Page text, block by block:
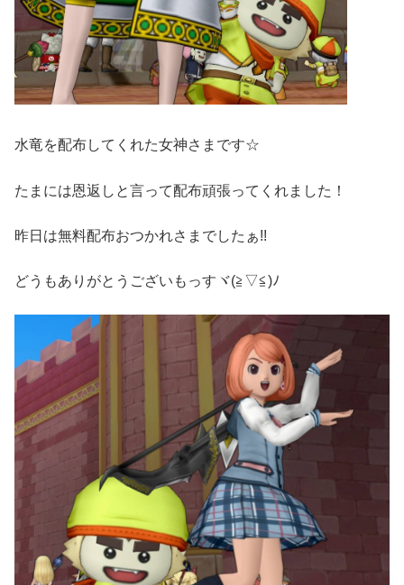
水竜を配布してくれた女神さまです☆
たまには恩返しと言って配布頑張ってくれました！
昨日は無料配布おつかれさまでしたぁ!!
どうもありがとうございもっすヾ(≧▽≦)ﾉ